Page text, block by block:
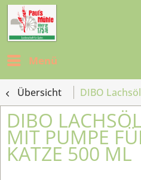
Menü
Übersicht DIBO
DIBO
MIT PUMPE
KATZE 500 ML